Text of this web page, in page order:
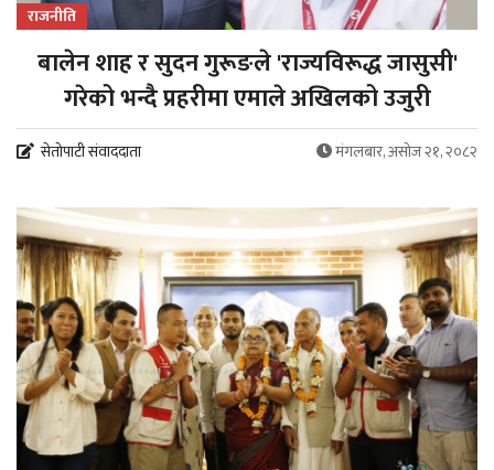
राजनीति
बालेन शाह र सुदन गुरूङले 'राज्यविरूद्ध जासुसी'
गरेको भन्दै प्रहरीमा एमाले अखिलको उजुरी
सेतोपाटी संवाददाता मंगलबार, असोज २१, २०८२